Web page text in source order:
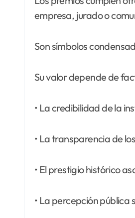
empresa, jurado o
Son símbolos
Su valor depende de
• La credibilidad de la
• La transparencia de
• El prestigio histórico
• La percepción